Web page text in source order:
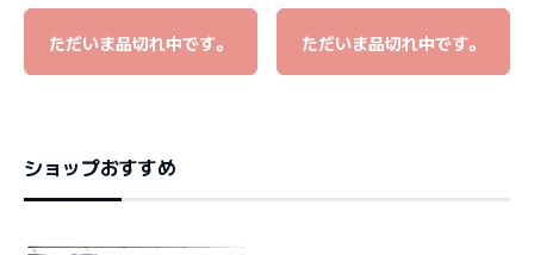
ただいま品切れ中です。 ただいま品切れ中です。
ショップおすすめ